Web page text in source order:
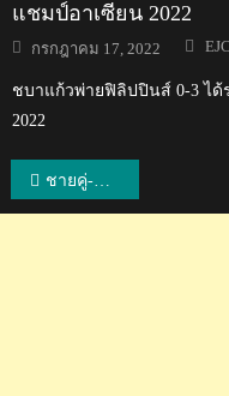
แชมป์อาเซียน 2022
Posted
on
กรกฎาคม 17, 2022
ชบาแก้วพ่ายฟิลิปปินส์ 0-3 ไ
2022
แนะแนว
ชายคู่-คู่ผสมไทย คว้าแชมป์แบดมินตันอียิปต์ อินเตอร์เนชั่นแนล 2022